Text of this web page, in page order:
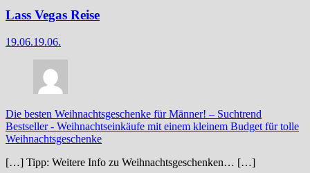
Lass Vegas Reise
19.06.19.06.
Die besten Weihnachtsgeschenke für Männer! – Suchtrend
Bestseller- Weihnachtseinkäufe mit einem kleinem Budget für tolle
Weihnachtsgeschenke
[…] Tipp: Weitere Info zu Weihnachtsgeschenken… […]